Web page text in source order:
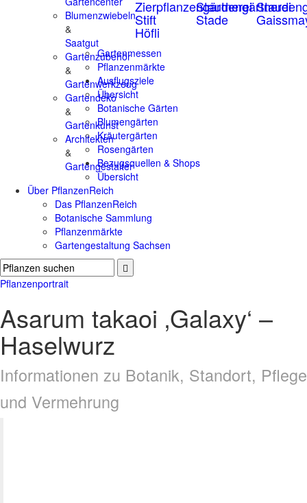
Blumenzwiebeln
&
Saatgut
Gartenzubehör
&
Gartenwerkzeug
Gartendeko
&
Gartenkunst
Architekten
&
Gartengestalter
Zierpflanzengärtnerei
Stift
Höfli
Staudengärtnerei
Stade
Gartenmessen
Pflanzenmärkte
Ausflugsziele
Übersicht
Botanische Gärten
Blumengärten
Kräutergärten
Rosengärten
Bezugsquellen & Shops
Übersicht
Über PflanzenReich
Das PflanzenReich
Botanische Sammlung
Pflanzenmärkte
Gartengestaltung Sachsen
Pflanzenportrait
Asarum takaoi ‚Galaxy‘ –
Haselwurz
Informationen zu Botanik, Standort, Pflege
und Vermehrung